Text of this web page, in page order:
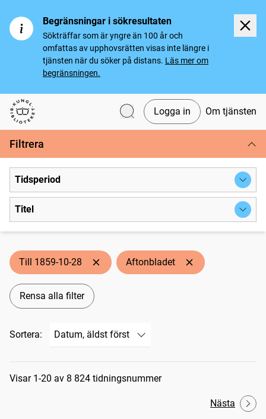
Begränsningar i sökresultaten
Sökträffar som är yngre än 100 år och
omfattas av upphovsrätten visas inte längre i
tjänsten när du söker på distans. Läs mer om
begränsningen.
Svenska tidningar
Logga in Om tjänsten
Filtrera
Tidsperiod
Titel
Till 1859-10-28 Aftonbladet
Rensa alla filter
Sortera:
Sökresultat
Visar 1-20 av 8 824 tidningsnummer
Nästa